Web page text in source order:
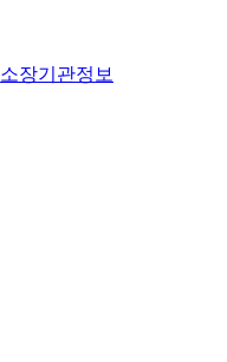
소장기관정보